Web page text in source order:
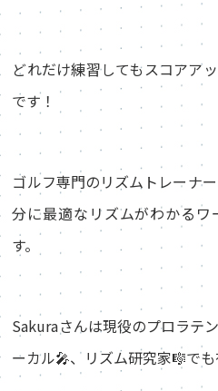
どれだけ練習してもスコアア
です！
ゴルフ専門のリズムトレーナ
分に最適なリズムがわかる
す。
Sakuraさんは現役のプロラテ
ーカル🎤、リズム研究家🎼でも